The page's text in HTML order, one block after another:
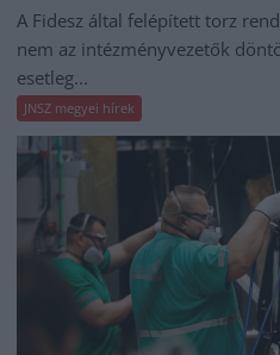
A Fidesz által felépített torz
nem az intézményvezetők
esetleg...
JNSZ megyei hírek